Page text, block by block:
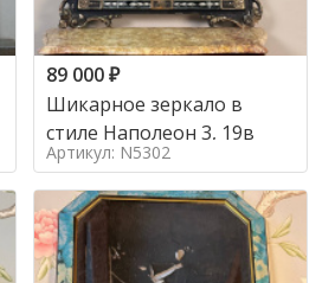
89 000₽
Шикарное зеркало в
стиле Наполеон 3, 19в
Артикул: N5302